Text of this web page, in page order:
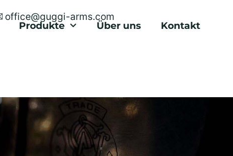
office@guggi-arms.com
Produkte Über uns Kontakt